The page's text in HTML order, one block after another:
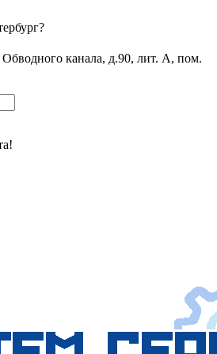
?
Обводного канала, д.90, лит. А, пом.